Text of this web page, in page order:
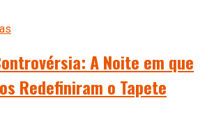
A Noite em que
Redefiniram o Tapete